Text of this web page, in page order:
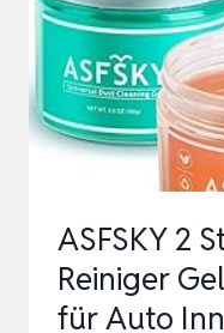
IN
–
–
ASFSKY 2
Reiniger
für Auto